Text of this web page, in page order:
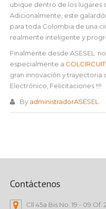
ubique dentro de los lugares
Adicionalmente, este
para toda Colombia de una
realmente inteligente y
Finalmente desde ASESEL
especialmente a
gran innovación y
Electrónico, Felicitaciones !!!!
By:administradorASESEL
Contáctenos
Cll 45a Bis No. 19 - 09 Of.